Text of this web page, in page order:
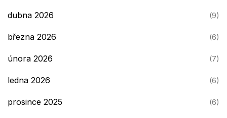
dubna 2026 (9)
března 2026 (6)
února 2026 (7)
ledna 2026 (6)
prosince 2025 (6)